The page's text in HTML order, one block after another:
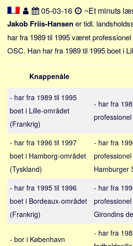
JLKM.dk
Lande
Tyrkiet
Spanien
Sverige
Norge
Thailand
Italien
Grækenland
USA
Alle
Nøgleord
Bolig
Job
05-03-16 ~Et minuts
Jakob Friis-Hansener tidl.
har fra 1989 til 1995 været professionel
OSC. Han har fra 1989 til 1995 boet i
Knappenåle
- har fra 1989 til 1995
boet i Lille-området
(Frankrig)
- har fra
- har fra 1996 til 1997
boet i Hamborg-området
(Tyskland)
- har fra
Hamburger
- har fra 1995 til 1996
boet i Bordeaux-området
(Frankrig)
- har fra
Girondins
- bor i København
- har fra